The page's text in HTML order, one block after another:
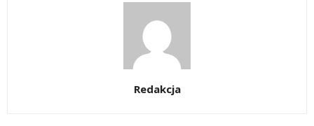
Redakcja